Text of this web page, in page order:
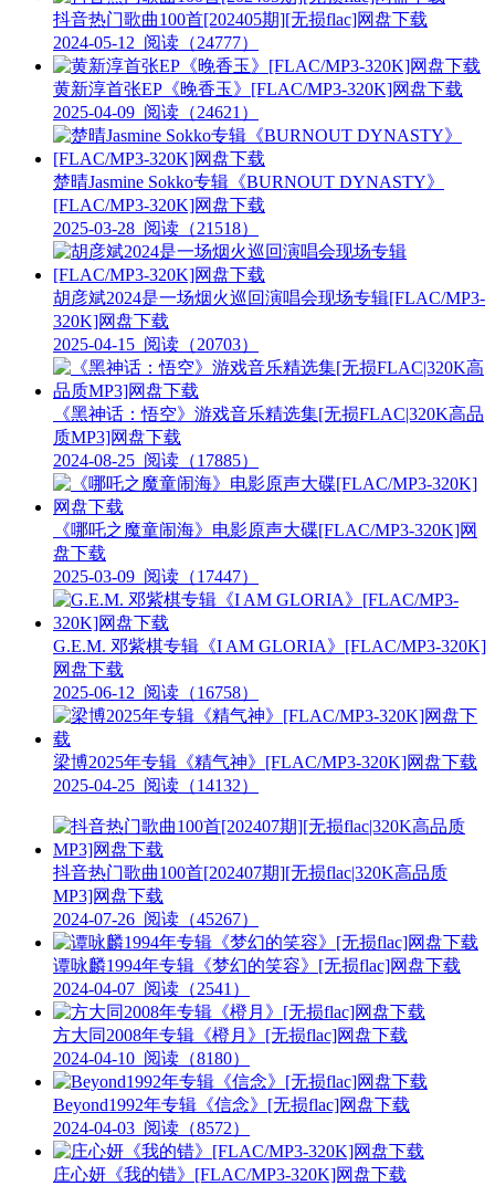
抖音热门歌曲100首[202405期][无损flac]网盘下载
2024-05-12 阅读（24777）
黄新淳首张EP《晚香玉》[FLAC/MP3-320K]网盘下载
2025-04-09 阅读（24621）
楚晴Jasmine Sokko专辑《BURNOUT DYNASTY》
[FLAC/MP3-320K]网盘下载
2025-03-28 阅读（21518）
胡彦斌2024是一场烟火巡回演唱会现场专辑[FLAC/MP3-
320K]网盘下载
2025-04-15 阅读（20703）
《黑神话：悟空》游戏音乐精选集[无损FLAC|320K高品
质MP3]网盘下载
2024-08-25 阅读（17885）
《哪吒之魔童闹海》电影原声大碟[FLAC/MP3-320K]网
盘下载
2025-03-09 阅读（17447）
G.E.M. 邓紫棋专辑《I AM GLORIA》[FLAC/MP3-320K]
网盘下载
2025-06-12 阅读（16758）
梁博2025年专辑《精气神》[FLAC/MP3-320K]网盘下载
2025-04-25 阅读（14132）
抖音热门歌曲100首[202407期][无损flac|320K高品质
MP3]网盘下载
2024-07-26 阅读（45267）
谭咏麟1994年专辑《梦幻的笑容》[无损flac]网盘下载
2024-04-07 阅读（2541）
方大同2008年专辑《橙月》[无损flac]网盘下载
2024-04-10 阅读（8180）
Beyond1992年专辑《信念》[无损flac]网盘下载
2024-04-03 阅读（8572）
庄心妍《我的错》[FLAC/MP3-320K]网盘下载